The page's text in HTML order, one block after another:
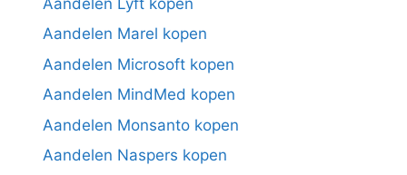
Aandelen Marel kopen
Aandelen Microsoft kopen
Aandelen MindMed kopen
Aandelen Monsanto kopen
Aandelen Naspers kopen